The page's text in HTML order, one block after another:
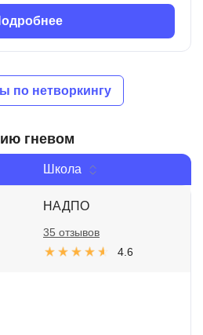
по нетворкингу
гневом
Школа
НАДПО
4.6
35 отзывов